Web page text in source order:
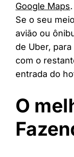
Google Maps.
Se o seu
avião ou
de Uber,
com o
entrada do
O